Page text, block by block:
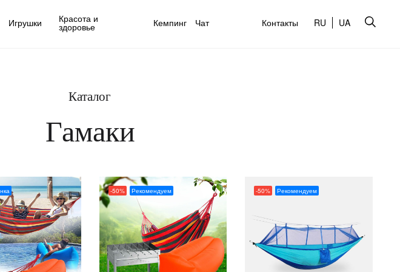
Игрушки Красота и
здоровье Кемпинг Чат Контакты RU UA
Каталог
Гамаки
-50% Рекомендуем -50% Рекомендуем